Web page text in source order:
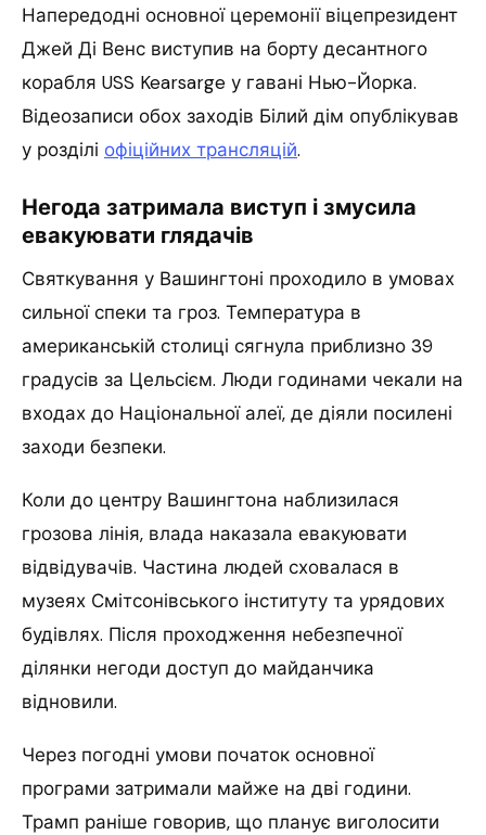
Напередодні основної церемонії віцепрезидент
Джей Ді Венс виступив на борту десантного
корабля USS Kearsarge у гавані Нью-Йорка.
Відеозаписи обох заходів Білий дім опублікував
у розділі офіційних трансляцій.
Негода затримала виступ і змусила
евакуювати глядачів
Святкування у Вашингтоні проходило в умовах
сильної спеки та гроз. Температура в
американській столиці сягнула приблизно 39
градусів за Цельсієм. Люди годинами чекали на
входах до Національної алеї, де діяли посилені
заходи безпеки.
Коли до центру Вашингтона наблизилася
грозова лінія, влада наказала евакуювати
відвідувачів. Частина людей сховалася в
музеях Смітсонівського інституту та урядових
будівлях. Після проходження небезпечної
ділянки негоди доступ до майданчика
відновили.
Через погодні умови початок основної
програми затримали майже на дві години.
Трамп раніше говорив, що планує виголосити